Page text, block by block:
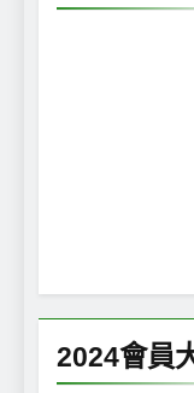
2024會員